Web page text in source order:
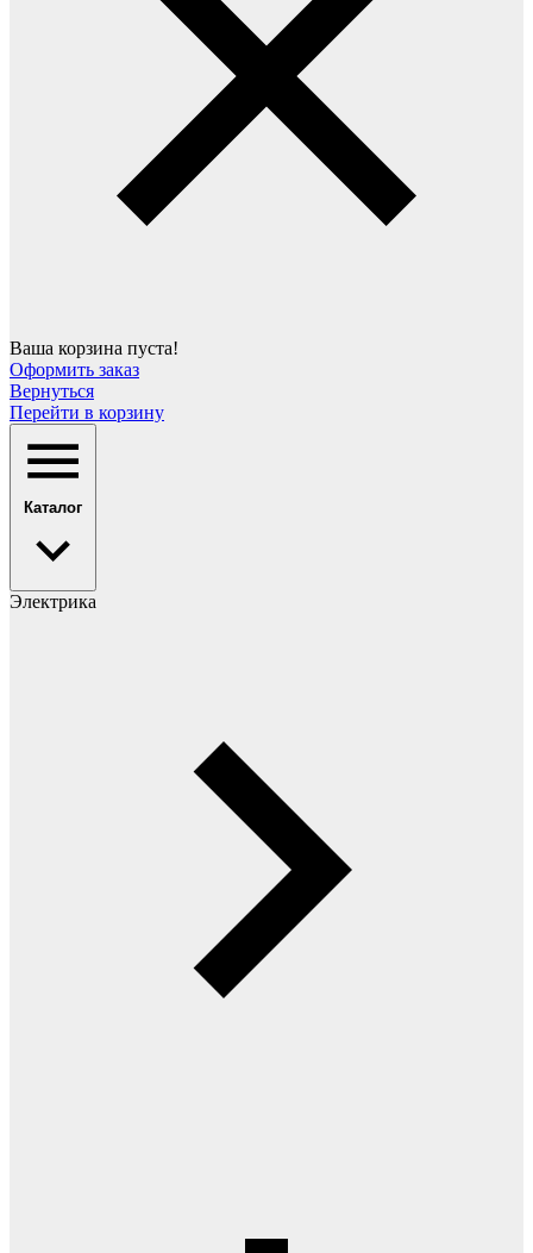
Ваша корзина пуста!
Оформить заказ
Вернуться
Перейти в корзину
Каталог
Электрика